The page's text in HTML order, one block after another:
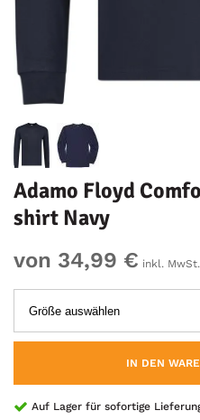
Adamo Floyd
shirt Navy
von 34,99 € inkl. MwSt.
IN DEN
Auf Lager für sofortige